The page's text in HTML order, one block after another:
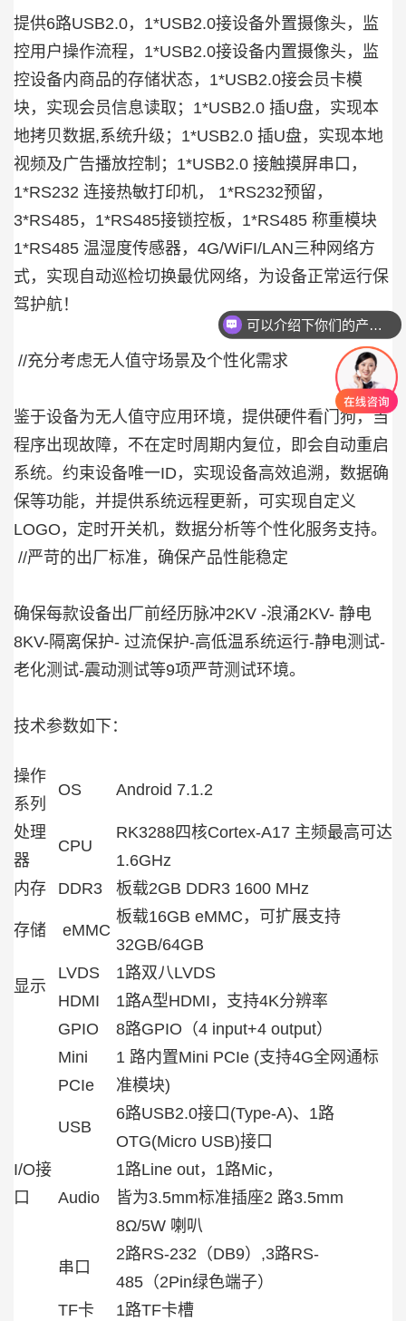
提供6路USB2.0，1*USB2.0接设备外置摄像头，监
控用户操作流程，1*USB2.0接设备内置摄像头，监
控设备内商品的存储状态，1*USB2.0接会员卡模
块，实现会员信息读取；1*USB2.0 插U盘，实现本
地拷贝数据,系统升级；1*USB2.0 插U盘，实现本地
视频及广告播放控制；1*USB2.0 接触摸屏串口，
1*RS232 连接热敏打印机， 1*RS232预留，
3*RS485，1*RS485接锁控板，1*RS485 称重模块
1*RS485 温湿度传感器，4G/WiFI/LAN三种网络方
式，实现自动巡检切换最优网络，为设备正常运行保
驾护航！
//充分考虑无人值守场景及个性化需求
鉴于设备为无人值守应用环境，提供硬件看门狗，当
程序出现故障，不在定时周期内复位，即会自动重启
系统。约束设备唯一ID，实现设备高效追溯，数据确
保等功能，并提供系统远程更新，可实现自定义
LOGO，定时开关机，数据分析等个性化服务支持。
//严苛的出厂标准，确保产品性能稳定
确保每款设备出厂前经历脉冲2KV -浪涌2KV- 静电
8KV-隔离保护- 过流保护-高低温系统运行-静电测试-
老化测试-震动测试等9项严苛测试环境。
技术参数如下：
操作
系列
OS Android 7.1.2
处理
器
CPU
RK3288四核Cortex-A17 主频最高可达
1.6GHz
内存
DDR3 板载2GB DDR3 1600 MHz
存储 eMMC
板载16GB eMMC，可扩展支持
32GB/64GB
显示
LVDS
1路双八LVDS
HDMI
1路A型HDMI，支持4K分辨率
I/O接
口
GPIO
8路GPIO（4 input+4 output）
Mini
PCIe
1 路内置Mini PCIe (支持4G全网通标
准模块)
USB
6路USB2.0接口(Type-A)、1路
OTG(Micro USB)接口
Audio
1路Line out，1路Mic，
皆为3.5mm标准插座2 路3.5mm
8Ω/5W 喇叭
串口
2路RS-232（DB9）,3路RS-
485（2Pin绿色端子）
TF卡
1路TF卡槽